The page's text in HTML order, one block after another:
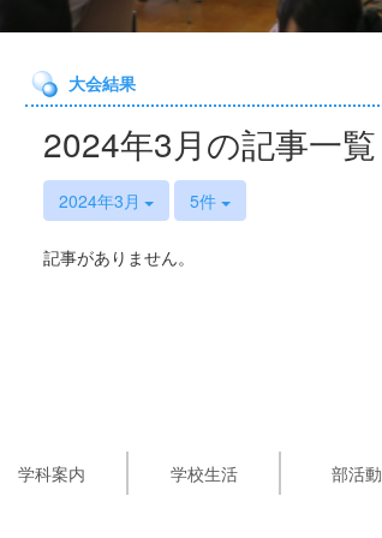
大会結果
2024年3月の記事一覧
2024年3月 5件
記事がありません。
学科案内 学校生活 部活動